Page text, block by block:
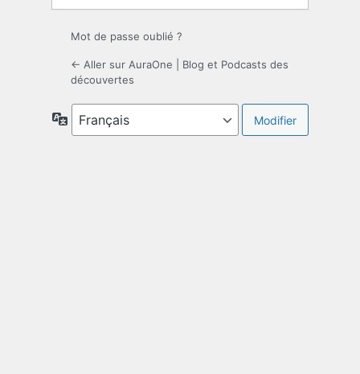
Mot de passe oublié ?
← Aller sur AuraOne | Blog et Podcasts des
découvertes
Langue